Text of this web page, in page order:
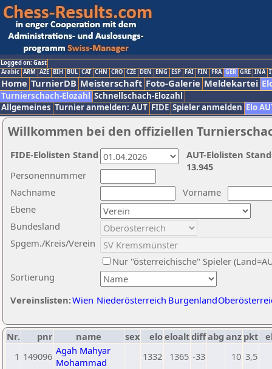
Logged on: Gast
Arabic ARM AZE BIH BUL CAT CHN CRO CZE DEN ENG ESP FAI FIN FRA GER GRE INA
Home TurnierDB Meisterschaft Foto-Galerie Meldekartei
Turnierschach-Elozahl Schnellschach-Elozahl
Allgemeines Turnier anmelden: AUT FIDE Spieler anmelden Elo
Willkommen bei den offiziellen
Nachname
Vorname
Ebene
Sortierung
Personennummer
Bundesland
Spgem./Kreis/Verein
Nur "österreichische" Spieler
Vereinslisten:Wien Niederösterreich Burgenland
AUT-Elolisten
13.945
FIDE-Elolisten Stand
Nr. pnr name sex eloeloaltdiffabg anz pkt
1 149096 Agah Mahyar
Mohammad
1332 1365 -33 10 3,5